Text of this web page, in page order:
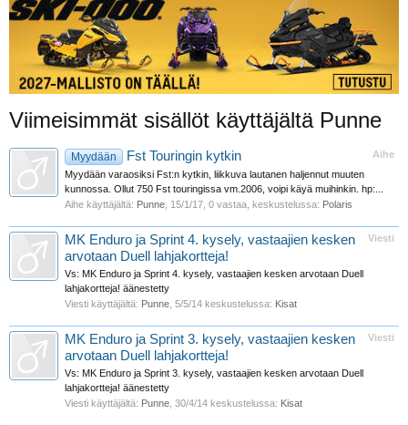
Viimeisimmät sisällöt käyttäjältä Punne
Aihe
Myydään Fst Touringin kytkin
Myydään varaosiksi Fst:n kytkin, liikkuva lautanen haljennut muuten
kunnossa. Ollut 750 Fst touringissa vm.2006, voipi käyä muihinkin. hp:...
Aihe käyttäjältä: Punne 15/1/17 , 0 vastaa, keskustelussa: Polaris
Viesti
MK Enduro ja Sprint 4. kysely, vastaajien kesken
arvotaan Duell lahjakortteja!
Vs: MK Enduro ja Sprint 4. kysely, vastaajien kesken arvotaan Duell
lahjakortteja! äänestetty
Viesti käyttäjältä: Punne 5/5/14 keskustelussa: Kisat
Viesti
MK Enduro ja Sprint 3. kysely, vastaajien kesken
arvotaan Duell lahjakortteja!
Vs: MK Enduro ja Sprint 3. kysely, vastaajien kesken arvotaan Duell
lahjakortteja! äänestetty
Viesti käyttäjältä: Punne 30/4/14 keskustelussa: Kisat